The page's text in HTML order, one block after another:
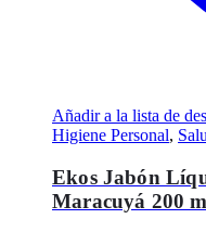
Añadir a la lista de
Higiene Personal,
Ekos Jabón
Maracuyá 200